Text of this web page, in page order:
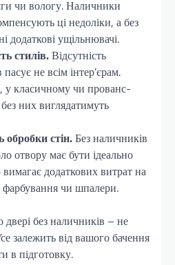
чи вологу. Наличники
ці недоліки, а без
додаткові ущільнювачі.
стилів.Відсутність
не всім інтер’єрам.
у класичному чи прованс-
без них виглядатимуть
обробки стін.Без наличників
отвору має бути ідеально
додаткових витрат на
чи шпалери.
двері без наличників – не
залежить від вашого бачення
в підготовку.